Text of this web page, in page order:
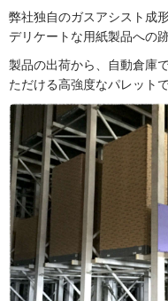
弊社独自のガスアシスト成
デリケートな用紙製品への
製品の出荷から、自動倉庫
ただける高強度なパレットで